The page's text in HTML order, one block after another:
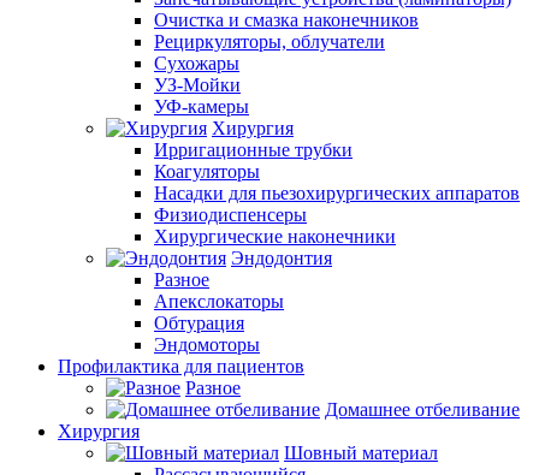
Очистка и смазка наконечников
Рециркуляторы, облучатели
Сухожары
УЗ-Мойки
УФ-камеры
Хирургия
Ирригационные трубки
Коагуляторы
Насадки для пьезохирургических аппаратов
Физиодиспенсеры
Хирургические наконечники
Эндодонтия
Разное
Апекслокаторы
Обтурация
Эндомоторы
Профилактика для пациентов
Разное
Домашнее отбеливание
Хирургия
Шовный материал